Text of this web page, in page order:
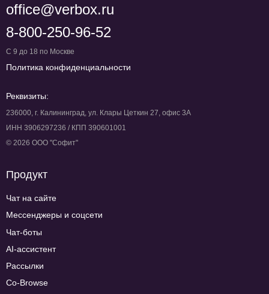
office@verbox.ru
8-800-250-96-52
С 9 до 18 по Москве
Политика конфиденциальности
Реквизиты:
236000, г. Калининград, ул. Клары Цеткин 27, офис 3А
ИНН 3906297236 / КПП 390601001
© 2026 ООО "Софит"
Продукт
Чат на сайте
Мессенджеры и соцсети
Чат-боты
AI-ассистент
Рассылки
Co-Browse